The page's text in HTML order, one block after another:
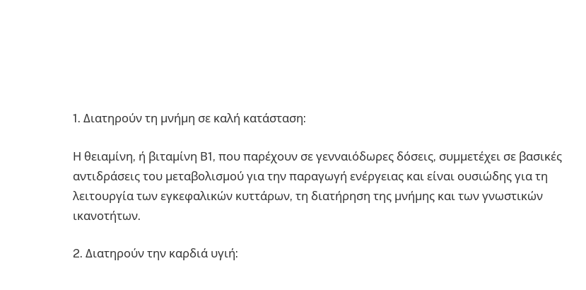
1. Διατηρούν τη μνήμη σε καλή κατάσταση:
Η θειαμίνη, ή βιταμίνη Β1, που παρέχουν σε γενναιόδωρες δόσεις, συμμετέχει σε βασικές
αντιδράσεις του μεταβολισμού για την παραγωγή ενέργειας και είναι ουσιώδης για τη
λειτουργία των εγκεφαλικών κυττάρων, τη διατήρηση της μνήμης και των γνωστικών
ικανοτήτων.
2. Διατηρούν την καρδιά υγιή: